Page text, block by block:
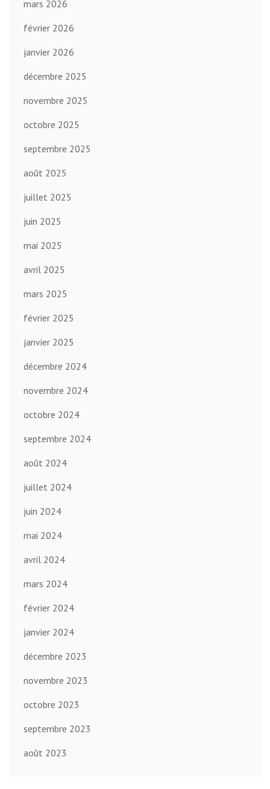
mars 2026
février 2026
janvier 2026
décembre 2025
novembre 2025
octobre 2025
septembre 2025
août 2025
juillet 2025
juin 2025
mai 2025
avril 2025
mars 2025
février 2025
janvier 2025
décembre 2024
novembre 2024
octobre 2024
septembre 2024
août 2024
juillet 2024
juin 2024
mai 2024
avril 2024
mars 2024
février 2024
janvier 2024
décembre 2023
novembre 2023
octobre 2023
septembre 2023
août 2023